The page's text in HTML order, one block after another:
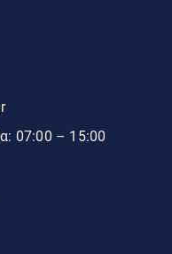
07:00 – 15:00